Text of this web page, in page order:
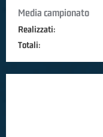
Media campionato
Realizzati:
Totali: